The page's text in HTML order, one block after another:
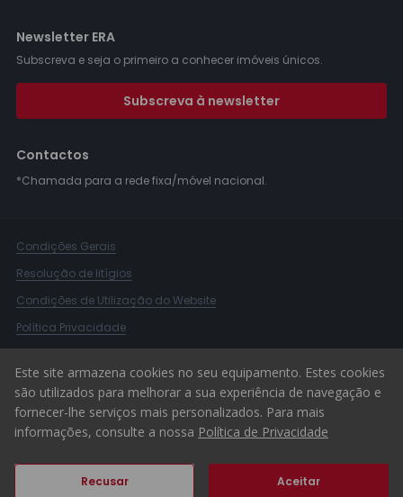
Newsletter ERA
Subscreva e seja o primeiro a conhecer imóveis únicos.
Subscreva à newsletter
Contactos
*Chamada para a rede fixa/móvel nacional.
Condições Gerais
Resolução de litígios
Condições de Utilização do Website
Política Privacidade
Canal de Denúncias
© 2026 ERA Portugal
Este site armazena cookies no seu equipamento. Estes cookies
são utilizados para melhorar a sua experiência de navegação e
fornecer-lhe serviços mais personalizados. Para mais
informações, consulte a nossa Política de Privacidade
Recusar Aceitar